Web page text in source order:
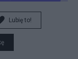
Lubię to!